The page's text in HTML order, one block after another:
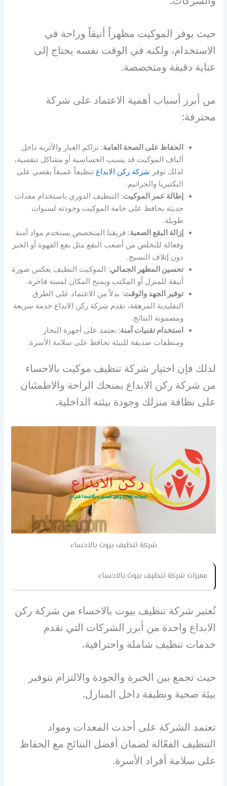
حيث يوفر الموكيت مظهراً أنيقاً وراحة في
الاستخدام، ولكنه في الوقت نفسه يحتاج إلى
عناية دقيقة ومتخصصة.
من أبرز أسباب أهمية الاعتماد على شركة
محترفة:
الحفاظ على الصحة العامة: تراكم الغبار والأتربة داخل
ألياف الموكيت قد يسبب الحساسية أو مشاكل تنفسية،
لذلك توفر شركة ركن الابداع تنظيفاً عميقاً يقضي على
البكتيريا والجراثيم.
إطالة عمر الموكيت: التنظيف الدوري باستخدام معدات
حديثة يحافظ على خامة الموكيت وجودته لسنوات
طويلة.
إزالة البقع الصعبة: فريقنا المتخصص يستخدم مواد آمنة
وفعالة للتخلص من أصعب البقع مثل بقع القهوة أو الحبر
دون إتلاف النسيج.
تحسين المظهر الجمالي: الموكيت النظيف يعكس صورة
أنيقة للمنزل أو المكتب ويمنح المكان لمسة فاخرة.
توفير الجهد والوقت: بدلاً من الاعتماد على الطرق
التقليدية المرهقة، تقدم شركة ركن الابداع خدمة سريعة
ومضمونة النتائج.
استخدام تقنيات آمنة: نعتمد على أجهزة البخار
ومنظفات صديقة للبيئة تحافظ على سلامة الأسرة.
لذلك فإن اختيار شركة تنظيف موكيت بالاحساء
من شركة ركن الابداع يمنحك الراحة والاطمئنان
على نظافة منزلك وجودة بيئته الداخلية.
شركة تنظيف بيوت بالاحساء
مميزات شركة تنظيف بيوت بالاحساء
تُعتبر شركة تنظيف بيوت بالاحساء من شركة ركن
الابداع واحدة من أبرز الشركات التي تقدم
خدمات تنظيف شاملة واحترافية.
حيث تجمع بين الخبرة والجودة والالتزام بتوفير
بيئة صحية ونظيفة داخل المنازل.
تعتمد الشركة على أحدث المعدات ومواد
التنظيف الفعّالة لضمان أفضل النتائج مع الحفاظ
على سلامة أفراد الأسرة.